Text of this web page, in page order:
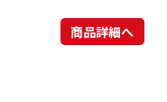
商品詳細へ